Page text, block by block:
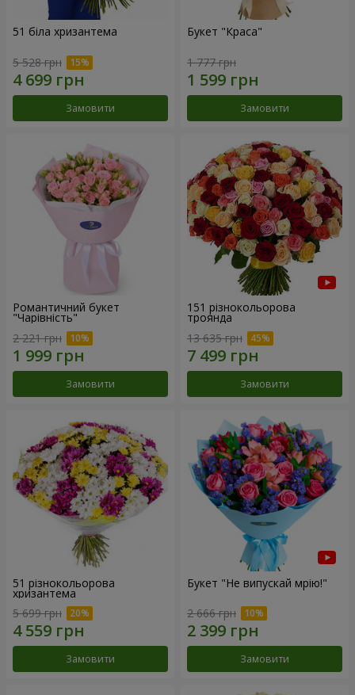
51 біла хризантема
5 528 грн
Замовити
Букет "Краса"
1 777 грн
Замовити
Романтичний букет
"Чарівність"
2 221 грн
Замовити
151 різнокольорова
троянда
13 635 грн
Замовити
51 різнокольорова
хризантема
5 699 грн
Замовити
Букет "Не випускай мрію!"
2 666 грн
Замовити